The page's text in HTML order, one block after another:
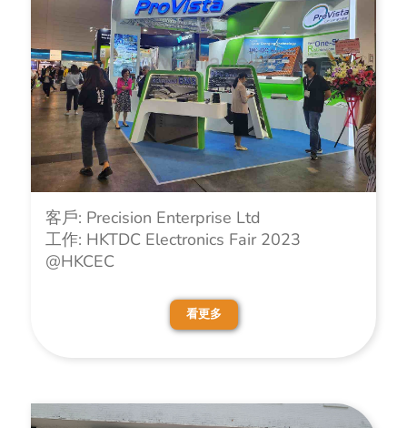
客戶: Precision Enterprise Ltd
工作: HKTDC Electronics Fair 2023
@HKCEC
看更多